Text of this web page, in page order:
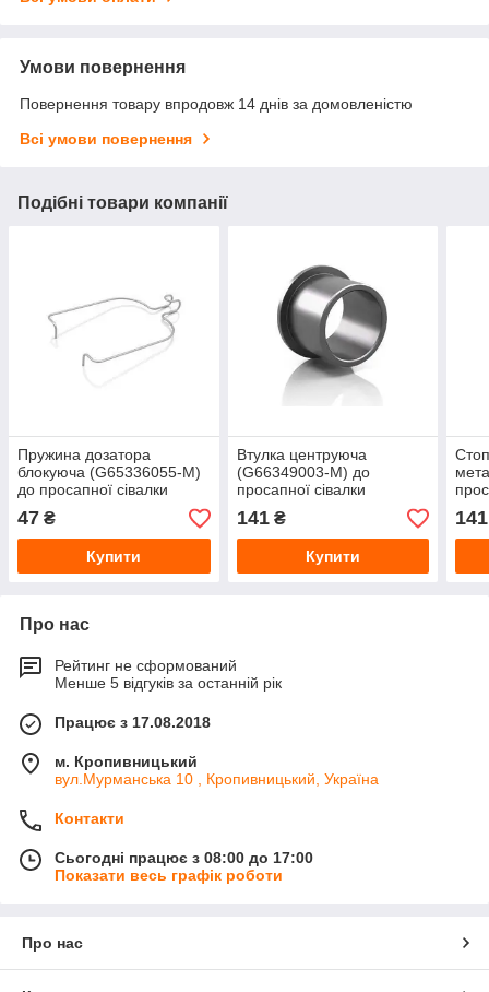
Умови повернення
Повернення товару впродовж 14 днів за домовленістю
Всі умови повернення
Подібні товари компанії
Пружина дозатора
блокуюча (G65336055-M)
до просапної сівалки
Gaspardo від MayerPro
47 ₴
Купити
Втулка центруюча
(G66349003-M) до
просапної сівалки
Gaspardo від MayerPro
141₴
Купити
141
Про нас
Рейтинг не сформований
Менше 5 відгуків за останній рік
Працює з 17.08.2018
м. Кропивницький
вул.Мурманська 10 , Кропивницький, Україна
Контакти
Сьогодні працює з 08:00 до 17:00
Показати весь графік роботи
Про нас